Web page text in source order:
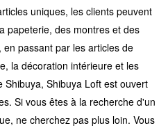
uniques, les clients peuvent
papeterie, des montres et des
passant par les articles de
la décoration intérieure et les
Shibuya Loft est ouvert
Si vous êtes à la recherche d'un
ne cherchez pas plus loin. Vous